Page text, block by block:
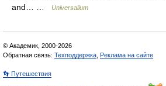
and… …
Universalium
© Академик, 2000-2026
Обратная связь: Техподдержка Реклама на сайте
👣 Путешествия